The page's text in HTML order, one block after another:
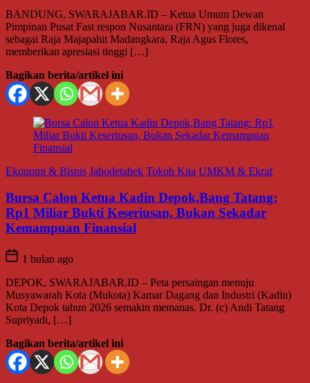
BANDUNG, SWARAJABAR.ID – Ketua Umum Dewan
Pimpinan Pusat Fast respon Nusantara (FRN) yang juga dikenal
sebagai Raja Majapahit Madangkara, Raja Agus Flores,
memberikan apresiasi tinggi […]
Bagikan berita/artikel ini
Ekonomi & Bisnis Jabodetabek Tokoh Kita UMKM & Ekraf
Bursa Calon Ketua Kadin Depok,Bang Tatang:
Rp1 Miliar Bukti Keseriusan, Bukan Sekadar
Kemampuan Finansial
1 bulan ago
DEPOK, SWARAJABAR.ID – Peta persaingan menuju
Musyawarah Kota (Mukota) Kamar Dagang dan Industri (Kadin)
Kota Depok tahun 2026 semakin memanas. Dr. (c) Andi Tatang
Supriyadi, […]
Bagikan berita/artikel ini